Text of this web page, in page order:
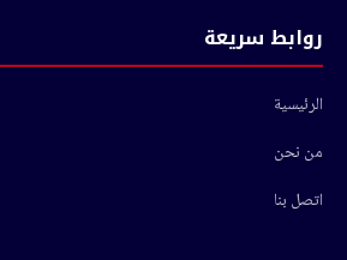
روابط سريعة
الرئيسية
من نحن
اتصل بنا